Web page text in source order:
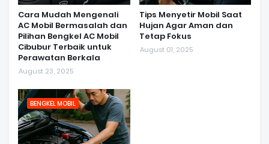
Cara Mudah Mengenali
AC Mobil Bermasalah dan
Pilihan Bengkel AC Mobil
Cibubur Terbaik untuk
Perawatan Berkala
August 23, 2025
Tips Menyetir Mobil Saat
Hujan Agar Aman dan
Tetap Fokus
August 01, 2025
BENGKEL MOBIL